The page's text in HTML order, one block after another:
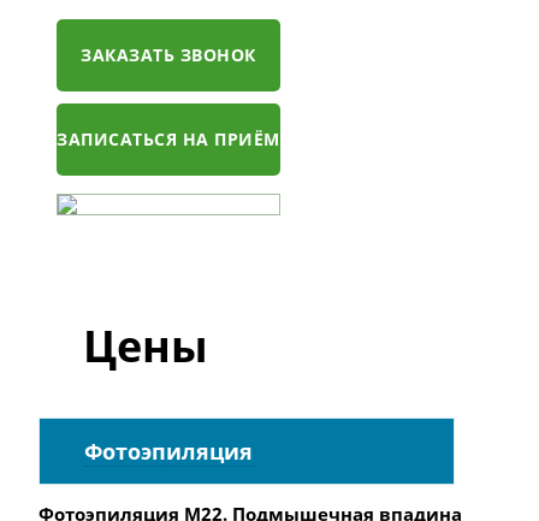
ЗАКАЗАТЬ ЗВОНОК
ЗАПИСАТЬСЯ НА ПРИЁМ
Цены
Фотоэпиляция
Фотоэпиляция M22. Подмышечная впадина